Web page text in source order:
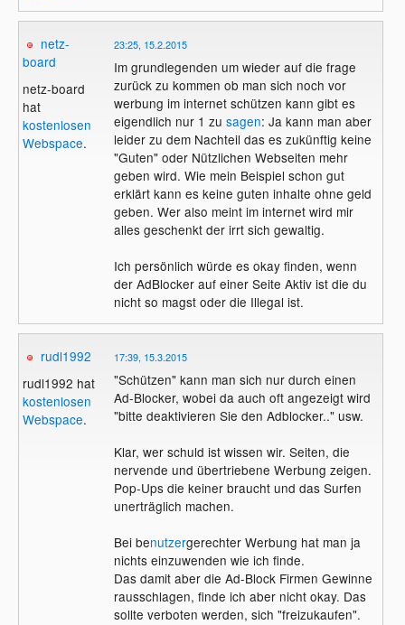
netz-
board
netz-board
hat
kostenlosen
Webspace.
23:25, 15.2.2015
Im grundlegenden um wieder auf die frage
zurück zu kommen ob man sich noch vor
werbung im internet schützen kann gibt es
eigendlich nur 1 zu sagen: Ja kann man aber
leider zu dem Nachteil das es zukünftig keine
"Guten" oder Nützlichen Webseiten mehr
geben wird. Wie mein Beispiel schon gut
erklärt kann es keine guten inhalte ohne geld
geben. Wer also meint im internet wird mir
alles geschenkt der irrt sich gewaltig.
Ich persönlich würde es okay finden, wenn
der AdBlocker auf einer Seite Aktiv ist die du
nicht so magst oder die Illegal ist.
rudl1992
rudl1992 hat
kostenlosen
Webspace.
17:39, 15.3.2015
"Schützen" kann man sich nur durch einen
Ad-Blocker, wobei da auch oft angezeigt wird
"bitte deaktivieren Sie den Adblocker.." usw.
Klar, wer schuld ist wissen wir. Seiten, die
nervende und übertriebene Werbung zeigen.
Pop-Ups die keiner braucht und das Surfen
unerträglich machen.
Bei benutzergerechter Werbung hat man ja
nichts einzuwenden wie ich finde.
Das damit aber die Ad-Block Firmen Gewinne
rausschlagen, finde ich aber nicht okay. Das
sollte verboten werden, sich "freizukaufen".